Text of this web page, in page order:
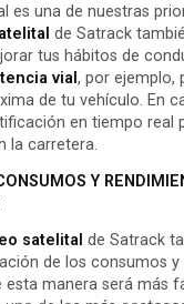
es una de nuestras
de Satrack
tus hábitos de
vial , por ejemplo,
de tu vehículo. En
en tiempo real
la carretera.
Y
satelital de Satrack
de los consumos y
esta manera será más